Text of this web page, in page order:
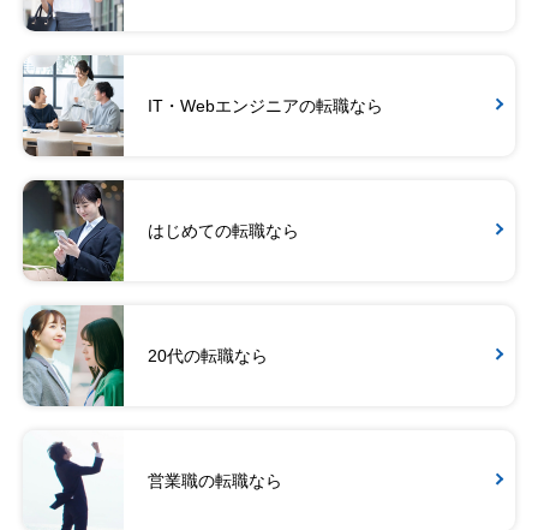
IT・Webエンジニアの転職なら
はじめての転職なら
20代の転職なら
営業職の転職なら